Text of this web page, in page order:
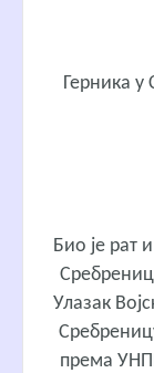
Герника
Био је рат
Улазак
према